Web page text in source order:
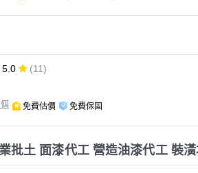
5.0 (11)
免費估價 免費保固
批土 面漆代工 營造油漆代工 裝